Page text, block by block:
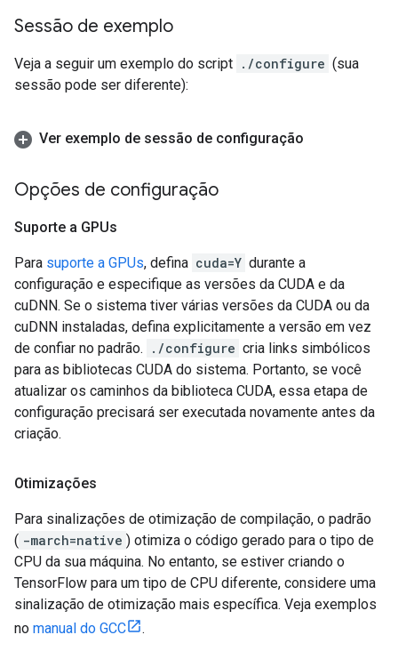
Sessão de exemplo
Veja a seguir um exemplo do script ./configure (sua
sessão pode ser diferente):
Ver exemplo de sessão de configuração
Opções de configuração
Suporte a GPUs
Para suporte a GPUs, defina cuda=Y durante a
configuração e especifique as versões da CUDA e da
cuDNN. Se o sistema tiver várias versões da CUDA ou da
cuDNN instaladas, defina explicitamente a versão em vez
de confiar no padrão.
./configure cria links simbólicos
para as bibliotecas CUDA do sistema. Portanto, se você
atualizar os caminhos da biblioteca CUDA, essa etapa de
configuração precisará ser executada novamente antes da
criação.
Otimizações
Para sinalizações de otimização de compilação, o padrão
( -march=native ) otimiza o código gerado para o tipo de
CPU da sua máquina. No entanto, se estiver criando o
TensorFlow para um tipo de CPU diferente, considere uma
sinalização de otimização mais específica. Veja exemplos
no manual do GCC .